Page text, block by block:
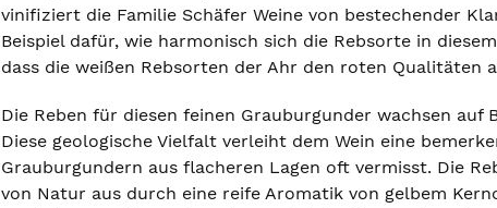
vinifiziert die Familie Schäfer Weine von bestechender
Beispiel dafür, wie harmonisch sich die Rebsorte in
dass die weißen Rebsorten der Ahr den roten Qualitäten
Die Reben für diesen feinen Grauburgunder wachsen
Diese geologische Vielfalt verleiht dem Wein eine
Grauburgundern aus flacheren Lagen oft vermisst. Die
von Natur aus durch eine reife Aromatik von gelbem